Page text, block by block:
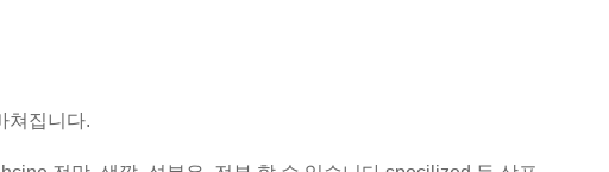
쳐집니다.